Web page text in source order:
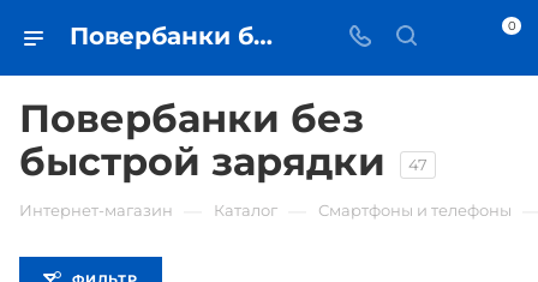
Повербанки без быстрой зарядки • купить внешний аккумулятор в Самаре - iЧехол 0
Повербанки без
быстрой зарядки
47
Интернет-магазин Каталог Смартфоны и телефоны